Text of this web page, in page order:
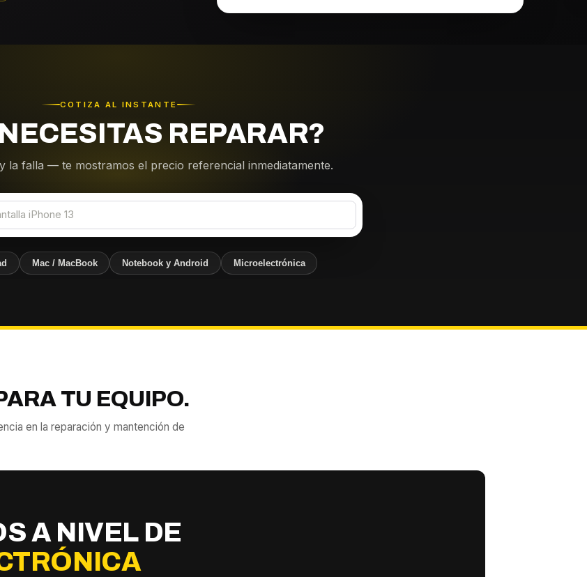
COTIZA AL INSTANTE
REPARAR?
la falla — te mostramos el precio referencial inmediatamente.
Mac / MacBook Notebook y Android Microelectrónica
TU EQUIPO.
en la reparación y mantención de
A NIVEL DE